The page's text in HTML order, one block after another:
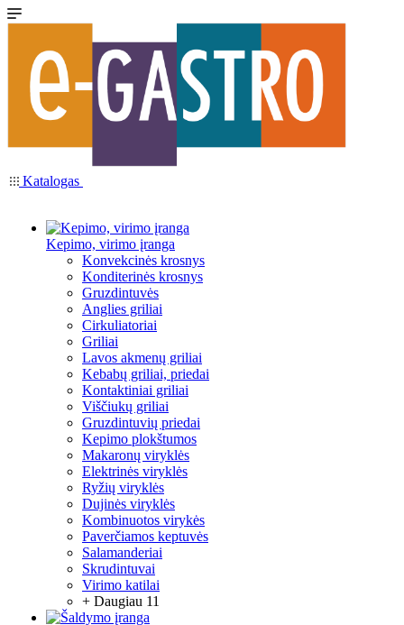
Katalogas
Kepimo, virimo įranga
Konvekcinės krosnys
Konditerinės krosnys
Gruzdintuvės
Anglies griliai
Cirkuliatoriai
Griliai
Lavos akmenų griliai
Kebabų griliai, priedai
Kontaktiniai griliai
Viščiukų griliai
Gruzdintuvių priedai
Kepimo plokštumos
Makaronų viryklės
Elektrinės viryklės
Ryžių viryklės
Dujinės viryklės
Kombinuotos virykės
Paverčiamos keptuvės
Salamanderiai
Skrudintuvai
Virimo katilai
+ Daugiau 11